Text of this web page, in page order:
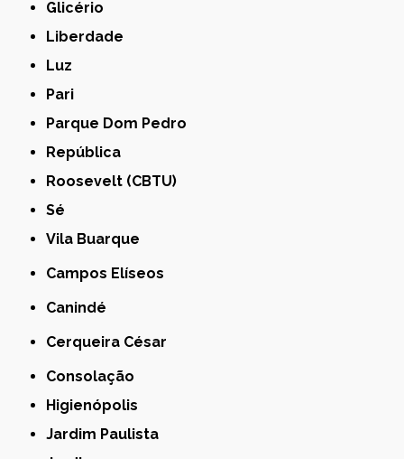
Glicério
Liberdade
Luz
Pari
Parque Dom Pedro
República
Roosevelt (CBTU)
Sé
Vila Buarque
Campos Elíseos
Canindé
Cerqueira César
Consolação
Higienópolis
Jardim Paulista